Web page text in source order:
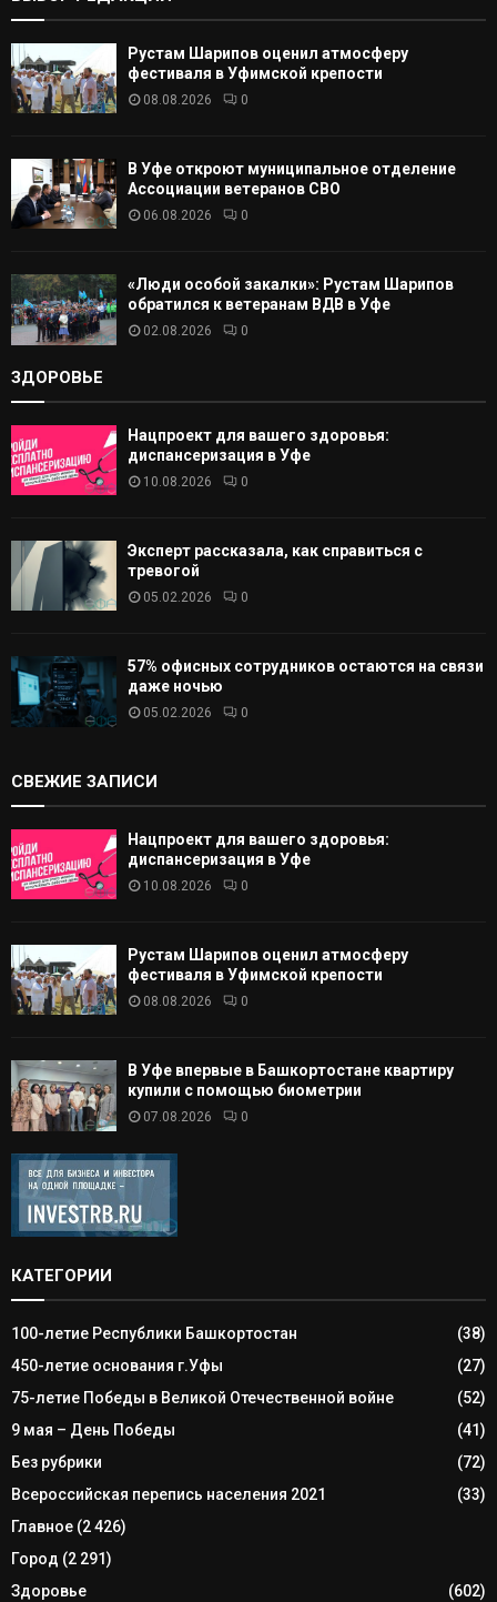
А
Рустам Шарипов оценил атмосферу
фестиваля в Уфимской крепости
08.08.2026 0
В Уфе откроют муниципальное отделение
Ассоциации ветеранов СВО
06.08.2026 0
«Люди особой закалки»: Рустам Шарипов
обратился к ветеранам ВДВ в Уфе
02.08.2026 0
ЗДОРОВЬЕ
Нацпроект для вашего здоровья:
диспансеризация в Уфе
10.08.2026 0
Эксперт рассказала, как справиться с
тревогой
05.02.2026 0
57% офисных сотрудников остаются на связи
даже ночью
05.02.2026 0
СВЕЖИЕ ЗАПИСИ
Нацпроект для вашего здоровья:
диспансеризация в Уфе
10.08.2026 0
Рустам Шарипов оценил атмосферу
фестиваля в Уфимской крепости
08.08.2026 0
В Уфе впервые в Башкортостане квартиру
купили с помощью биометрии
07.08.2026 0
КАТЕГОРИИ
100-летие Республики Башкортостан
(38)
450-летие основания г.Уфы
(27)
75-летие Победы в Великой Отечественной войне
(52)
9 мая – День Победы
(41)
Без рубрики
(72)
Всероссийская перепись населения 2021
(33)
Главное (2 426)
Город (2 291)
Здоровье
(602)